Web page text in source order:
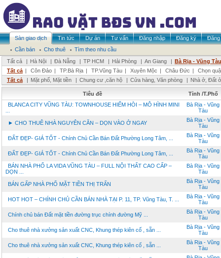
Sàn giao dịch Tin tức Dự án Tư vấn Đăng nhập Đăng ký
Đăng
Cần bán
Cho thuê
Tìm theo nhu cầu
Tất cả
| Hà Nội | Đà Nẵng | TP HCM | Hải Phòng | An Giang | Bà Rịa - Vũng Tàu
Tất cả | Côn Đảo | TP.Bà Rịa | TP.Vũng Tàu | Xuyên Mộc | Châu Đức |
Chọn
Tất cả
| Mặt phố, Mặt tiền | Chung cư ,căn hộ | Cửa hàng, Văn phòng | Nhà ở, Đất ở
Tiêu đề
Tỉnh /T.Phố
BLANCA CITY VŨNG TÀU: TOWNHOUSE HIẾM HÒI – MÔ HÌNH MINI
Bà Rịa - Vũng
Tàu
► CHO THUÊ NHÀ NGUYÊN CĂN – DỌN VÀO Ở NGAY
Bà Rịa - Vũng
Tàu
ĐẤT ĐẸP- GIÁ TỐT - Chính Chủ Cần Bán Đất Phường Long Tâm, ...
Bà Rịa - Vũng
Tàu
ĐẤT ĐẸP- GIÁ TỐT - Chính Chủ Cần Bán Đất Phường Long Tâm, ...
Bà Rịa - Vũng
Tàu
BÁN NHÀ PHỐ LA VIDA VŨNG TÀU – FULL NỘI THẤT CAO CẤP –
DỌN ...
Bà Rịa - Vũng
Tàu
BÁN GẤP NHÀ PHỐ MẶT TIỀN THỊ TRẤN
Bà Rịa - Vũng
Tàu
HOT HOT – CHÍNH CHỦ CẦN BÁN NHÀ TẠI P. 11, TP. Vũng Tàu, T. ...
Bà Rịa - Vũng
Tàu
Chính chủ bán Đất mặt tiền đường trục chính đường Mỹ ...
Bà Rịa - Vũng
Tàu
Cho thuê nhà xưởng sản xuất CNC, Khung thép kiên cố , sẵn ...
Bà Rịa - Vũng
Tàu
Cho thuê nhà xưởng sản xuất CNC, Khung thép kiên cố , sẵn ...
Bà Rịa - Vũng
Tàu